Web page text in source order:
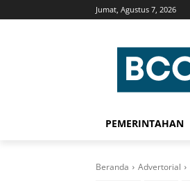
Jumat, Agustus 7, 2026
PEMERINTAHAN
Beranda Advertorial